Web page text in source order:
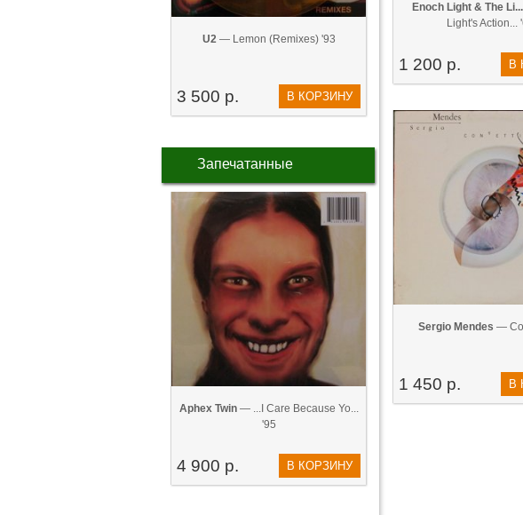
U2— Lemon (Remixes) '93
3 500 р. В КОРЗИНУ
Запечатанные
Aphex Twin— ...I Care Because Yo...
'95
4 900 р. В КОРЗИНУ
Enoch Light & The Li...
Light's Action...
1 200 р. В
Sergio Mendes —
1 450 р. В